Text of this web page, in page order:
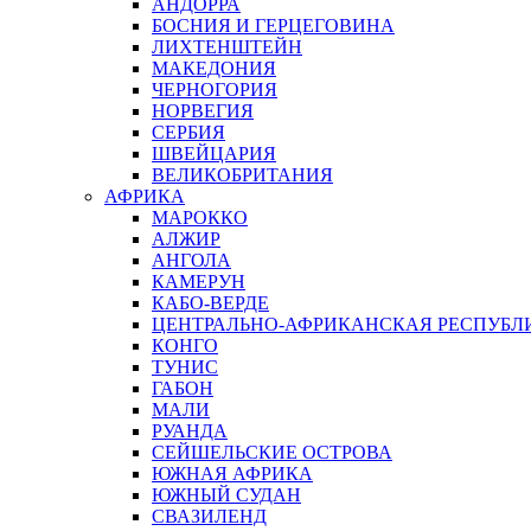
АНДОРРА
БОСНИЯ И ГЕРЦЕГОВИНА
ЛИХТЕНШТЕЙН
МАКЕДОНИЯ
ЧЕРНОГОРИЯ
НОРВЕГИЯ
СЕРБИЯ
ШВЕЙЦАРИЯ
ВЕЛИКОБРИТАНИЯ
АФРИКА
МАРОККО
АЛЖИР
АНГОЛА
КАМЕРУН
КАБО-ВЕРДЕ
ЦЕНТРАЛЬНО-АФРИКАНСКАЯ
КОНГО
ТУНИС
ГАБОН
МАЛИ
РУАНДА
СЕЙШЕЛЬСКИЕ ОСТРОВА
ЮЖНАЯ АФРИКА
ЮЖНЫЙ СУДАН
СВАЗИЛЕНД